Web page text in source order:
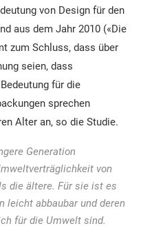
von Design für den
aus dem Jahr 2010 («Die
zum Schluss, dass über
seien, dass
für die
sprechen
Alter an, so die Studie.
Generation
von
die ältere. Für sie ist es
leicht abbaubar und deren
für die Umwelt sind.